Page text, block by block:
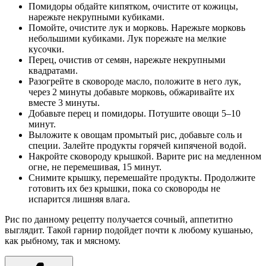
Помидоры обдайте кипятком, очистите от кожицы,
нарежьте некрупными кубиками.
Помойте, очистите лук и морковь. Нарежьте морковь
небольшими кубиками. Лук порежьте на мелкие
кусочки.
Перец, очистив от семян, нарежьте некрупными
квадратами.
Разогрейте в сковороде масло, положите в него лук,
через 2 минуты добавьте морковь, обжаривайте их
вместе 3 минуты.
Добавьте перец и помидоры. Потушите овощи 5–10
минут.
Выложите к овощам промытый рис, добавьте соль и
специи. Залейте продукты горячей кипяченой водой.
Накройте сковороду крышкой. Варите рис на медленном
огне, не перемешивая, 15 минут.
Снимите крышку, перемешайте продукты. Продолжите
готовить их без крышки, пока со сковороды не
испарится лишняя влага.
Рис по данному рецепту получается сочный, аппетитно
выглядит. Такой гарнир подойдет почти к любому кушанью,
как рыбному, так и мясному.